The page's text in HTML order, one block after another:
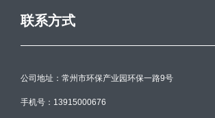
联系方式
公司地址：常州市环保产业园环保一路9号
手机号：13915000676